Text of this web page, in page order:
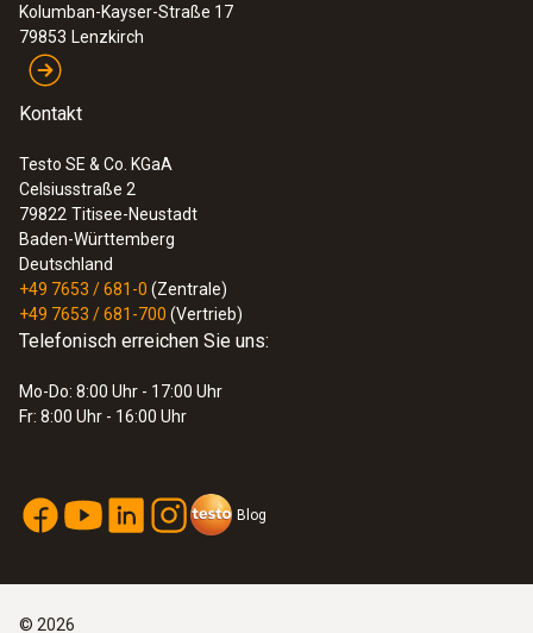
Kolumban-Kayser-Straße 17
79853 Lenzkirch
Kontakt
Testo SE & Co. KGaA
Celsiusstraße 2
79822 Titisee-Neustadt
Baden-Württemberg
Deutschland
+49 7653 / 681-0 (Zentrale)
+49 7653 / 681-700 (Vertrieb)
Telefonisch erreichen Sie uns:
Mo-Do: 8:00 Uhr - 17:00 Uhr
Fr: 8:00 Uhr - 16:00 Uhr
Blog
© 2026